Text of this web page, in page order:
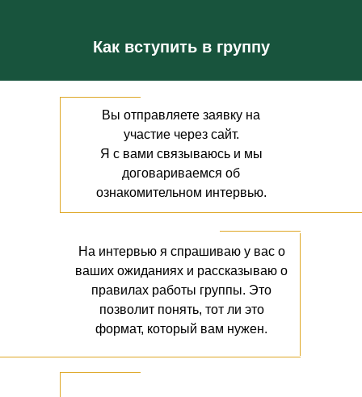
Как вступить в группу
На интервью я спрашиваю у вас о
ваших ожиданиях и рассказываю о
правилах работы группы. Это
позволит понять, тот ли это
формат, который вам нужен.
Вы отправляете заявку на
участие через сайт.
Я с вами связываюсь и мы
договариваемся об
ознакомительном интервью.